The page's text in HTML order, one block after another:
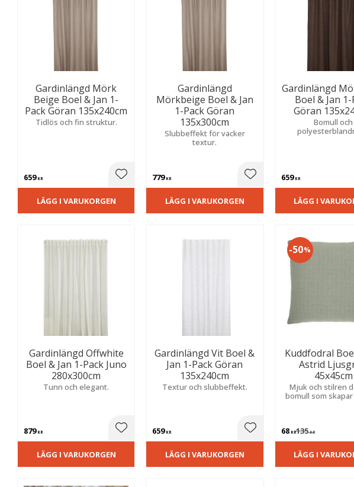
Gardinlängd Mörk
Beige Boel & Jan 1-
Pack Göran 135x240cm
Tidlös och fin struktur.
659KR Lägg till i favoriter
LÄGG I VARUKORGEN
Gardinlängd
Mörkbeige Boel & Jan
1-Pack Göran
135x300cm
Slubbeffekt för vacker
textur.
779KR Lägg till i favoriter
LÄGG I VARUKORGEN
Gardinlängd
Boel & Jan
Göran
Bomull och
659KR
LÄGG I
Gardinlängd Offwhite
Boel & Jan 1-Pack Juno
280x300cm
Tunn och elegant.
879KR Lägg till i favoriter
LÄGG I VARUKORGEN
Gardinlängd Vit Boel &
Jan 1-Pack Göran
135x240cm
Textur och slubbeffekt.
659KR Lägg till i favoriter
LÄGG I VARUKORGEN
Kuddfodral
Astrid
45x45cm
Mjuk och stilren
bomull som
sängen eller
68KR135KR
50%
LÄGG I